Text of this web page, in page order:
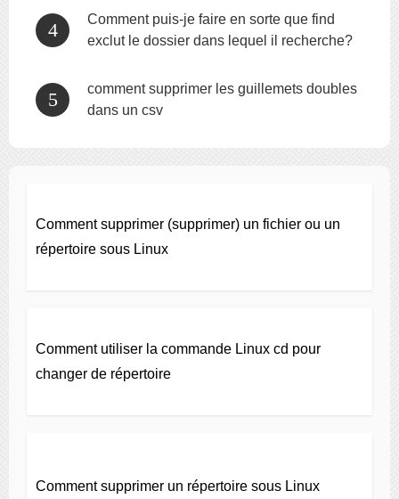
Comment puis-je faire en sorte que find
exclut le dossier dans lequel il recherche?
comment supprimer les guillemets doubles
dans un csv
Comment supprimer (supprimer) un fichier ou un
répertoire sous Linux
Comment utiliser la commande Linux cd pour
changer de répertoire
Comment supprimer un répertoire sous Linux